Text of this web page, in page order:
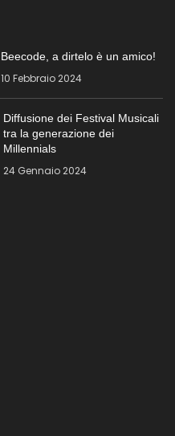
Beecode, a dirtelo è un amico!
10 Febbraio 2024
Diffusione dei Festival Musicali
tra la generazione dei
Millennials
24 Gennaio 2024